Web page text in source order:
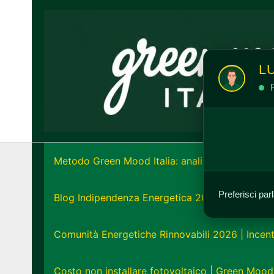
Preferisci
Metodo Green Mood Italia: analisi e strategia
Blog Indipendenza Energetica 2026: Unisciti
Comunità Energetiche Rinnovabili 2026 |
Costo non installare fotovoltaico | Green